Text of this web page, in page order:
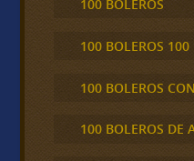
100 BOLEROS
100 BOLEROS 100
100 BOLEROS
100 BOLEROS DE